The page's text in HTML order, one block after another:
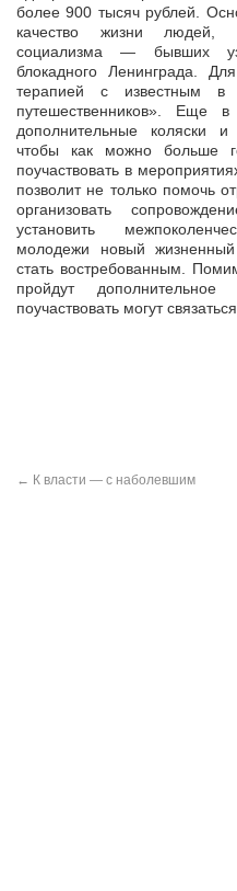
более 900 тысяч рублей.
качество жизни людей,
социализма — бывших
блокадного Ленинграда.
терапией с известным в
путешественников». Еще
дополнительные коляски
чтобы как можно больше
поучаствовать в
позволит не только помочь
организовать
установить
молодежи новый
стать востребованным.
пройдут
поучаствовать могут
← К власти — с наболевшим